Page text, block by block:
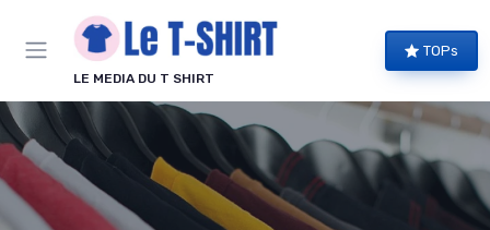
LE MEDIA DU T SHIRT
TOPs
Panneau de gestion des cookies